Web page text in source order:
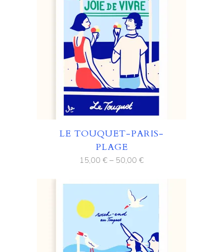
LE TOUQUET-PARIS-
PLAGE
15,00 €– 50,00 €